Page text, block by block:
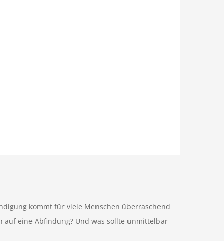
kommt für viele Menschen überraschend
auf eine Abfindung? Und was sollte unmittelbar